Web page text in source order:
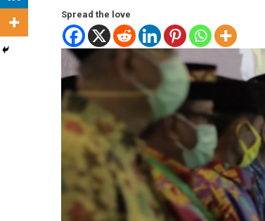
Spread the love